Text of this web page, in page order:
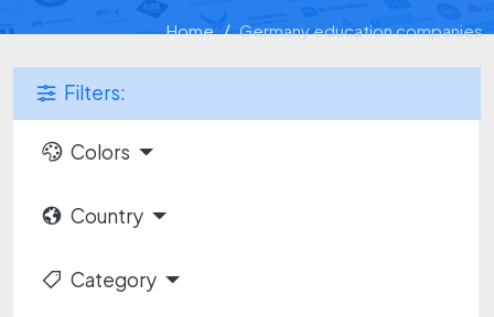
Home Germany education companies
Filters:
Colors
Country
Category